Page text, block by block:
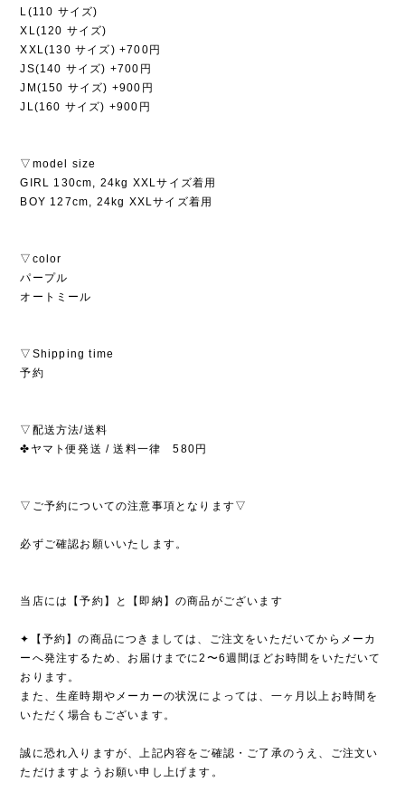
L(110 サイズ)
XL(120 サイズ)
XXL(130 サイズ) +700円
JS(140 サイズ) +700円
JM(150 サイズ) +900円
JL(160 サイズ) +900円
▽model size
GIRL 130cm, 24kg XXLサイズ着用
BOY 127cm, 24kg XXLサイズ着用
▽color
パープル
オートミール
▽Shipping time
予約
▽配送方法/送料
✤ヤマト便発送 / 送料一律 580円
▽ご予約についての注意事項となります▽
必ずご確認お願いいたします。
当店には【予約】と【即納】の商品がございます
✦【予約】の商品につきましては、ご注文をいただいてからメーカ
ーへ発注するため、お届けまでに2〜6週間ほどお時間をいただいて
おります。
また、生産時期やメーカーの状況によっては、一ヶ月以上お時間を
いただく場合もございます。
誠に恐れ入りますが、上記内容をご確認・ご了承のうえ、ご注文い
ただけますようお願い申し上げます。